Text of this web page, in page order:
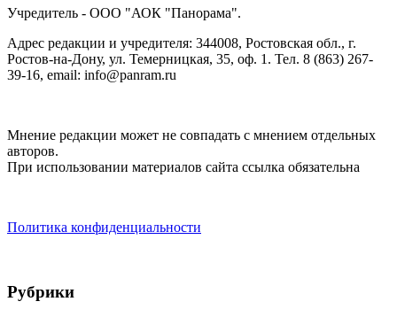
Учредитель - ООО "АОК "Панорама".
Адрес редакции и учредителя: 344008, Ростовская обл., г.
Ростов-на-Дону, ул. Темерницкая, 35, оф. 1. Тел. 8 (863) 267-
39-16, email: info@panram.ru
Мнение редакции может не совпадать с мнением отдельных
авторов.
При использовании материалов сайта ссылка обязательна
Политика конфиденциальности
Рубрики